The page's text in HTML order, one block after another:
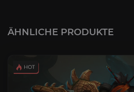
ÄHNLICHE PRODUKTE